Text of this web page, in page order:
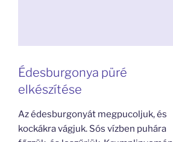
Édesburgonya püré
elkészítése
Az édesburgonyát megpucoljuk, és
kockákra vágjuk. Sós vízben puhára